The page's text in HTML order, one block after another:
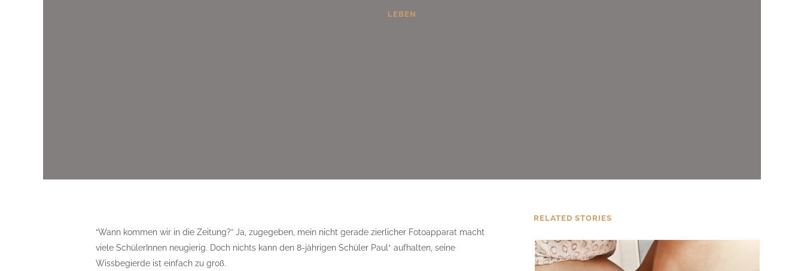
LEBEN
“Wann kommen wir in die Zeitung?” Ja, zugegeben, mein nicht gerade zierlicher Fotoapparat macht
viele SchülerInnen neugierig. Doch nichts kann den 8-jährigen Schüler Paul* aufhalten, seine
Wissbegierde ist einfach zu groß.
RELATED STORIES